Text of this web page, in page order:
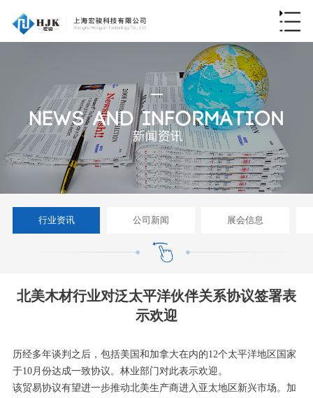
行业资讯 公司新闻 展会信息
北美木材行业对泛太平洋伙伴关系协议签署表
示欢迎
历经多年谈判之后，包括美国和加拿大在内的12个太平洋地区国家
于10月份达成一致协议。林业部门对此表示欢迎。
该贸易协议有望进一步推动北美生产商进入亚太地区新兴市场。加